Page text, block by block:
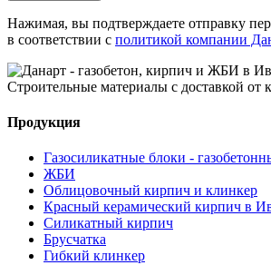
Нажимая, вы подтверждаете отправку
в соответствии с политикой компании
Строительные материалы с доставкой
Продукция
Газосиликатные блоки -
ЖБИ
Облицовочный кирпич и клинкер
Красный керамический кирпич в
Силикатный кирпич
Брусчатка
Гибкий клинкер